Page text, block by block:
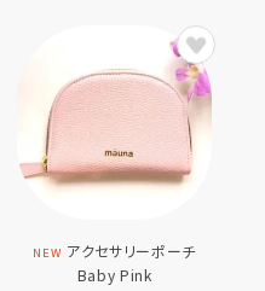
NEW アクセサリーポーチ
Baby Pink